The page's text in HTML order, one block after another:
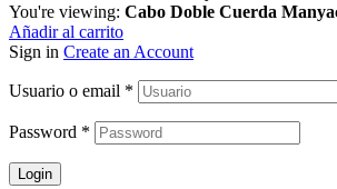
You're viewing: Cabo Doble Cuerda
Añadir al carrito
Sign in Create an Account
Usuario o email *
Password *
Login